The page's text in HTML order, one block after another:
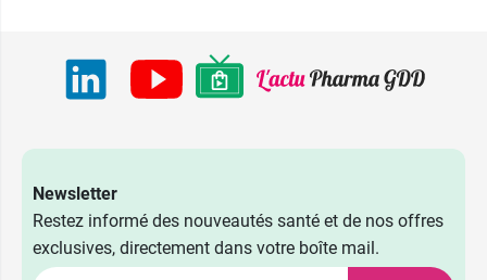
Newsletter
Restez informé des nouveautés santé et de nos offres
exclusives, directement dans votre boîte mail.